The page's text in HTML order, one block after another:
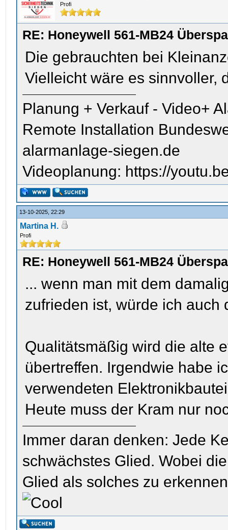
Profi
RE: Honeywell 561-MB24
Die gebrauchten bei
Vielleicht wäre es sinnvoller,
Planung + Verkauf - Video+
Remote Installation
alarmanlage-siegen.de
Videoplanung: https://
13-10-2025, 22:29
Martina H.
Profi
RE: Honeywell 561-MB24
... wenn man mit dem
zufrieden ist, würde ich auch
Qualitätsmäßig wird die alte
übertreffen. Irgendwie habe
verwendeten
Heute muss der Kram nur
Immer daran denken: Jede
schwächstes Glied. Wobei
Glied als solches zu